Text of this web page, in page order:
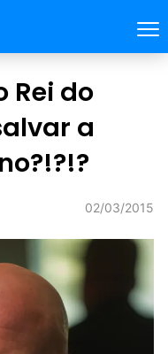
Rei do
a
02/03/2015